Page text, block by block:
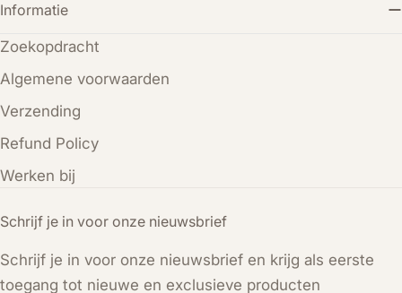
Schrijf je in voor onze nieuwsbrief
Schrijf je in voor onze nieuwsbrief en krijg als eerste
toegang tot nieuwe en exclusieve producten
Informatie
Zoekopdracht
Algemene voorwaarden
Verzending
Refund Policy
Werken bij